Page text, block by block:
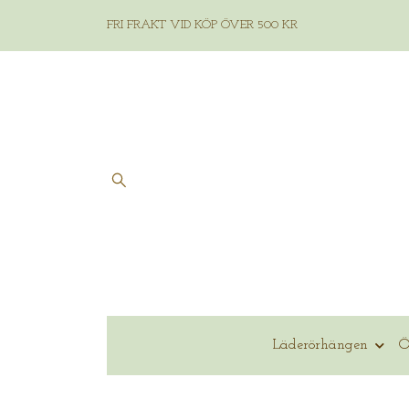
FRI FRAKT VID KÖP ÖVER 500 KR
Läderörhängen